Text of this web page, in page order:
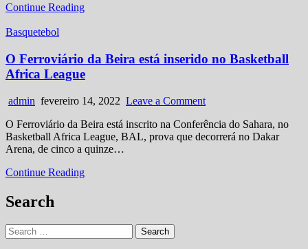
Sportiv
Tunísia
Continue ReadingFerroviário
na
estreia
diante
Union
Sportiv
Monastir
da
Tunísia
Posted
Basquetebol
O Ferroviário da Beira está inserido no Basketball
Africa League
Author:
admin Published
fevereiro 14, 2022 Leave a Commenton
Ferroviário
da
O Ferroviário da Beira está inscrito na Conferência do Sahara, no
Basketball Africa League, BAL, prova que decorrerá no Dakar
Arena, de cinco a quinze…
Continue ReadingO
Search
Search
for: